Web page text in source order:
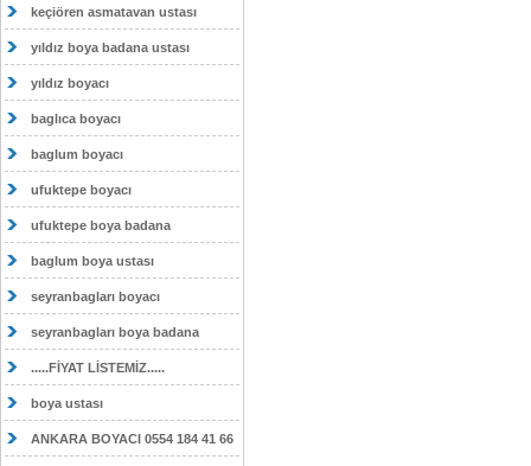
keçiören asmatavan ustası
yıldız boya badana ustası
yıldız boyacı
baglıca boyacı
baglum boyacı
ufuktepe boyacı
ufuktepe boya badana
baglum boya ustası
seyranbagları boyacı
seyranbagları boya badana
.....FİYAT LİSTEMİZ.....
boya ustası
ANKARA BOYACI 0554 184 41 66